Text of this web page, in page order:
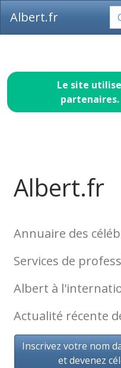
Le site
partenaires.
Albert.fr
Albert.fr
Annuaire des
Services de
Albert à
Actualité récente
Inscrivez votre nom
et devenez